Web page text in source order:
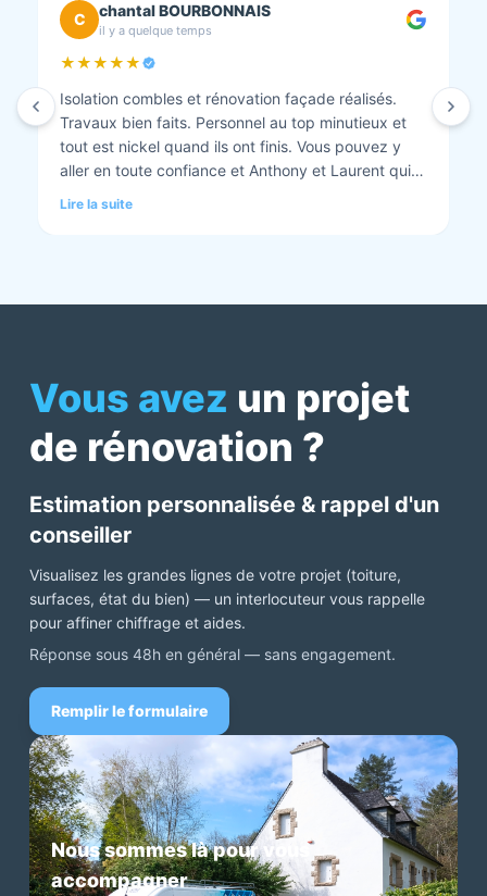
C chantal BOURBONNAIS
il y a quelque temps
★★★★★
Isolation combles et rénovation façade réalisés.
Travaux bien faits. Personnel au top minutieux et
tout est nickel quand ils ont finis. Vous pouvez y
aller en toute confiance et Anthony et Laurent qui
Lire la suite
Vous avez un projet
de rénovation ?
Estimation personnalisée & rappel d'un
conseiller
Visualisez les grandes lignes de votre projet (toiture,
surfaces, état du bien) — un interlocuteur vous rappelle
pour affiner chiffrage et aides.
Réponse sous 48h en général — sans engagement.
Remplir le formulaire
Nous sommes là pour vous
accompagner